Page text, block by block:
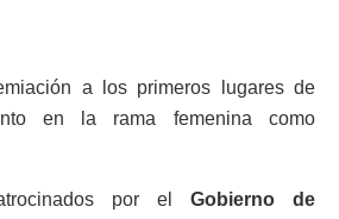
a los primeros lugares de
en la rama femenina como
por el Gobierno de